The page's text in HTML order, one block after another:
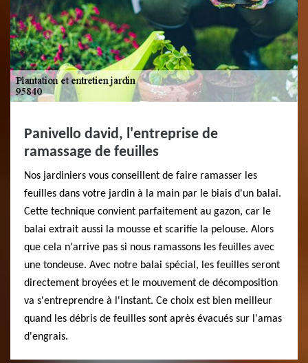
Panivello david, l'entreprise de
ramassage de feuilles
Nos jardiniers vous conseillent de faire ramasser les
feuilles dans votre jardin à la main par le biais d'un balai.
Cette technique convient parfaitement au gazon, car le
balai extrait aussi la mousse et scarifie la pelouse. Alors
que cela n'arrive pas si nous ramassons les feuilles avec
une tondeuse. Avec notre balai spécial, les feuilles seront
directement broyées et le mouvement de décomposition
va s'entreprendre à l'instant. Ce choix est bien meilleur
quand les débris de feuilles sont après évacués sur l'amas
d'engrais.